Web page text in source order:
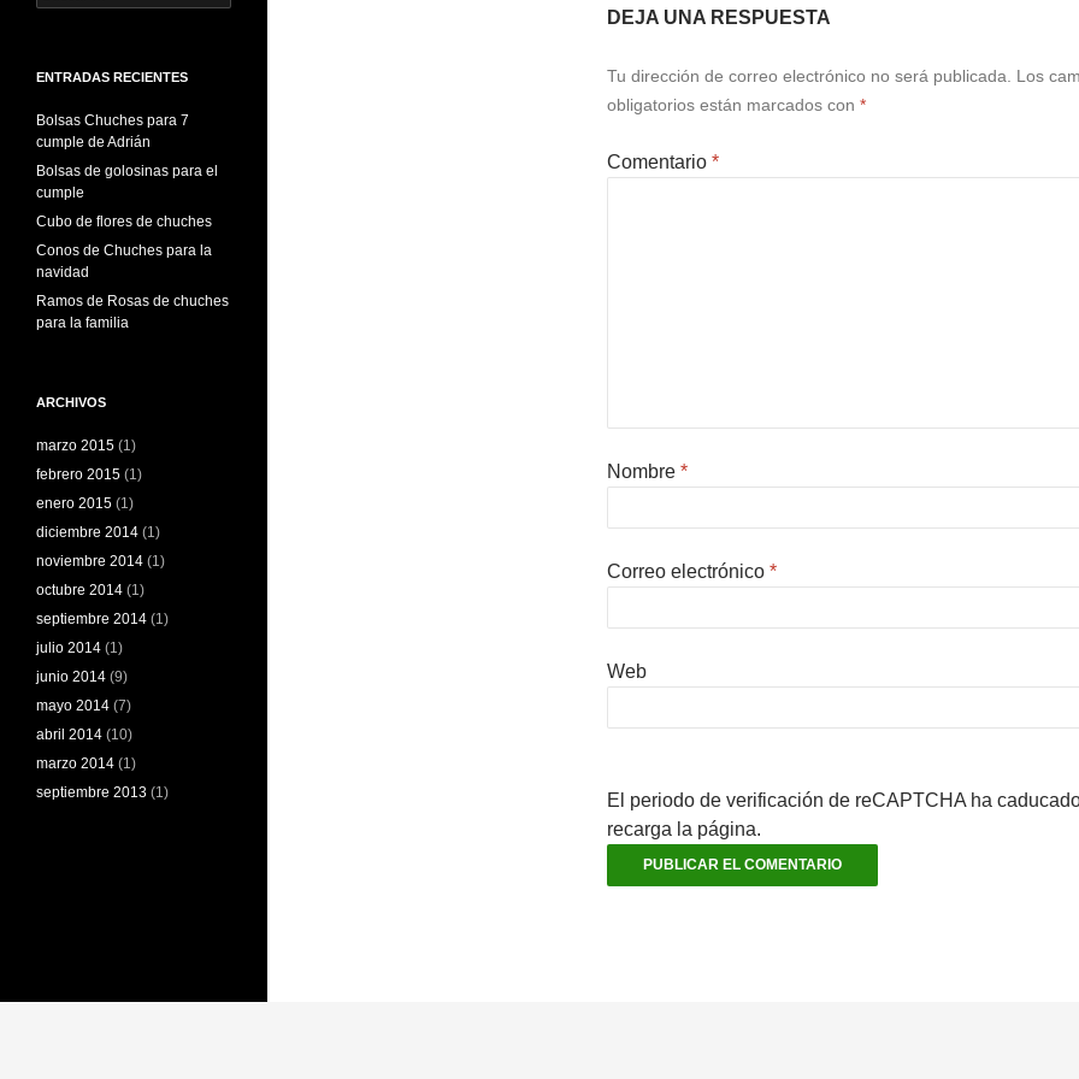
o
e
DEJA UNA RESPUESTA
Tu dirección de correo electrónico no será publicada.
Los
obligatorios están marcados con *
Comentario *
Nombre *
Correo electrónico *
Web
El periodo de verificación de reCAPTCHA ha
recarga la página.
ENTRADAS RECIENTES
Bolsas Chuches para 7
cumple de Adrián
Bolsas de golosinas para el
cumple
Cubo de flores de chuches
Conos de Chuches para la
navidad
Ramos de Rosas de chuches
para la familia
ARCHIVOS
marzo 2015 (1)
febrero 2015 (1)
enero 2015 (1)
diciembre 2014 (1)
noviembre 2014 (1)
octubre 2014 (1)
septiembre 2014 (1)
julio 2014 (1)
junio 2014 (9)
mayo 2014 (7)
abril 2014 (10)
marzo 2014 (1)
septiembre 2013 (1)